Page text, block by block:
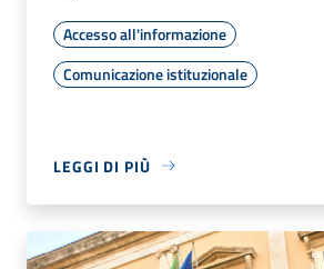
Accesso all'informazione
Comunicazione istituzionale
LEGGI DI PIÙ